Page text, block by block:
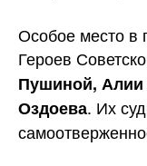
Особое место в
Героев
Пушиной, Алии
Оздоева. Их